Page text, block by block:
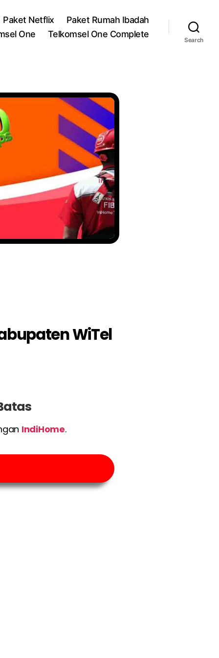
Paket Netflix
Paket Rumah Ibadah
One
Telkomsel One Complete
Search
WiTel
IndiHome.